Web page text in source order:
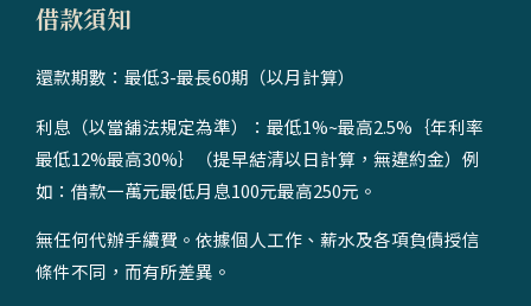
借款須知
還款期數：最低3-最長60期（以月計算）
利息（以當舖法規定為準）：最低1%~最高2.5%｛年利率
最低12%最高30%｝（提早結清以日計算，無違約金）例
如：借款一萬元最低月息100元最高250元。
無任何代辦手續費。依據個人工作、薪水及各項負債授信
條件不同，而有所差異。